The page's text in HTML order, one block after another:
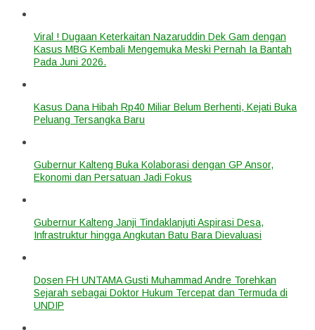
Viral ! Dugaan Keterkaitan Nazaruddin Dek Gam dengan
Kasus MBG Kembali Mengemuka Meski Pernah Ia Bantah
Pada Juni 2026.
Kasus Dana Hibah Rp40 Miliar Belum Berhenti, Kejati Buka
Peluang Tersangka Baru
Gubernur Kalteng Buka Kolaborasi dengan GP Ansor,
Ekonomi dan Persatuan Jadi Fokus
Gubernur Kalteng Janji Tindaklanjuti Aspirasi Desa,
Infrastruktur hingga Angkutan Batu Bara Dievaluasi
Dosen FH UNTAMA Gusti Muhammad Andre Torehkan
Sejarah sebagai Doktor Hukum Tercepat dan Termuda di
UNDIP